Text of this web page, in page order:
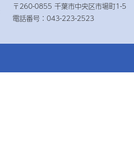
〒260-0855 千葉市中央区市場町1-5
電話番号：043-223-2523